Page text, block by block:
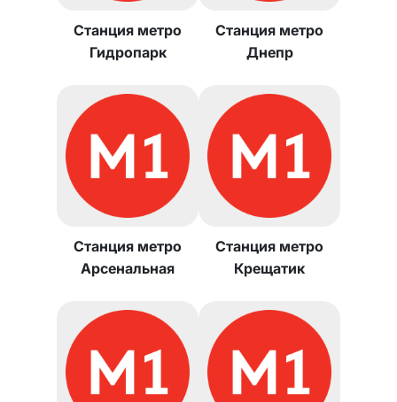
Станция метро
Гидропарк
Станция метро
Днепр
Станция метро
Арсенальная
Станция метро
Крещатик